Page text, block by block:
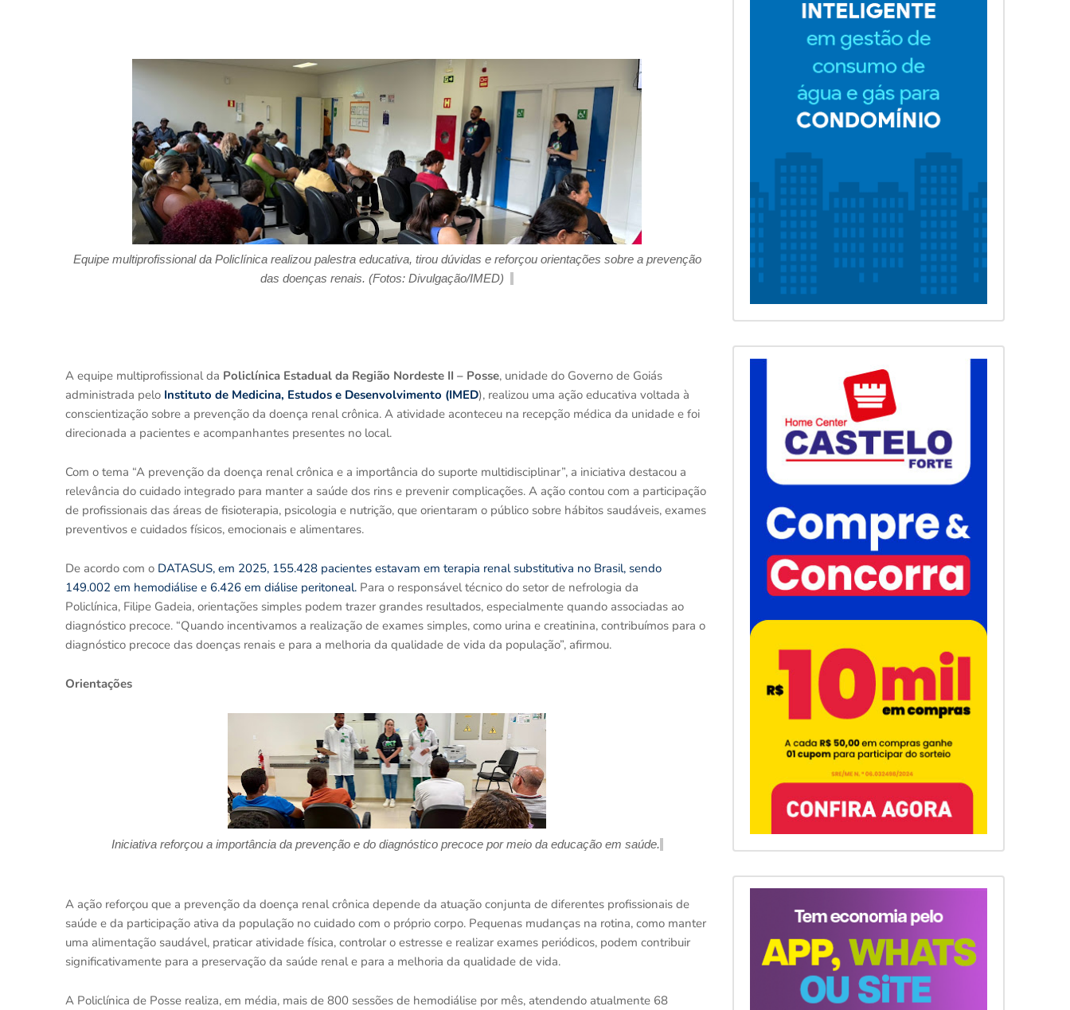
Equipe multiprofissional da Policlínica realizou palestra educativa, tirou dúvidas e reforçou orientações sobre a prevenção
das doenças renais. (Fotos: Divulgação/IMED)
A equipe multiprofissional da Policlínica Estadual da Região Nordeste II – Posse, unidade do Governo de Goiás
administrada pelo Instituto de Medicina, Estudos e Desenvolvimento (IMED), realizou uma ação educativa voltada à
conscientização sobre a prevenção da doença renal crônica. A atividade aconteceu na recepção médica da unidade e foi
direcionada a pacientes e acompanhantes presentes no local.
Com o tema “A prevenção da doença renal crônica e a importância do suporte multidisciplinar”, a iniciativa destacou a
relevância do cuidado integrado para manter a saúde dos rins e prevenir complicações. A ação contou com a participação
de profissionais das áreas de fisioterapia, psicologia e nutrição, que orientaram o público sobre hábitos saudáveis, exames
preventivos e cuidados físicos, emocionais e alimentares.
De acordo com o DATASUS, em 2025, 155.428 pacientes estavam em terapia renal substitutiva no Brasil, sendo
149.002 em hemodiálise e 6.426 em diálise peritoneal. Para o responsável técnico do setor de nefrologia da
Policlínica, Filipe Gadeia, orientações simples podem trazer grandes resultados, especialmente quando associadas ao
diagnóstico precoce. “Quando incentivamos a realização de exames simples, como urina e creatinina, contribuímos para o
diagnóstico precoce das doenças renais e para a melhoria da qualidade de vida da população”, afirmou.
Orientações
Iniciativa reforçou a importância da prevenção e do diagnóstico precoce por meio da educação em saúde.
A ação reforçou que a prevenção da doença renal crônica depende da atuação conjunta de diferentes profissionais de
saúde e da participação ativa da população no cuidado com o próprio corpo. Pequenas mudanças na rotina, como manter
uma alimentação saudável, praticar atividade física, controlar o estresse e realizar exames periódicos, podem contribuir
significativamente para a preservação da saúde renal e para a melhoria da qualidade de vida.
A Policlínica de Posse realiza, em média, mais de 800 sessões de hemodiálise por mês, atendendo atualmente 68